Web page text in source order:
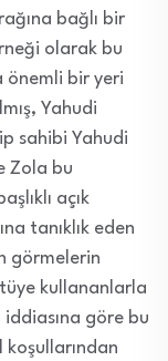
bağlı bir
olarak bu
önemli bir yeri
Yahudi
sahibi Yahudi
Zola bu
açık
tanıklık eden
görmelerin
kullananlarla
göre bu